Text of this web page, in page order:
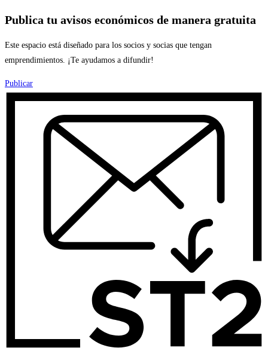
Publica tu avisos económicos de manera gratuita
Este espacio está diseñado para los socios y socias que tengan
emprendimientos. ¡Te ayudamos a difundir!
Publicar